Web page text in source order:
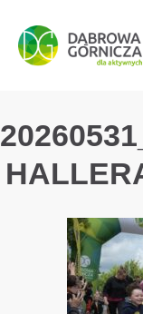
PRZEJDŹ DO
PRZEJDŹ DO
PRZEJDŹ DO